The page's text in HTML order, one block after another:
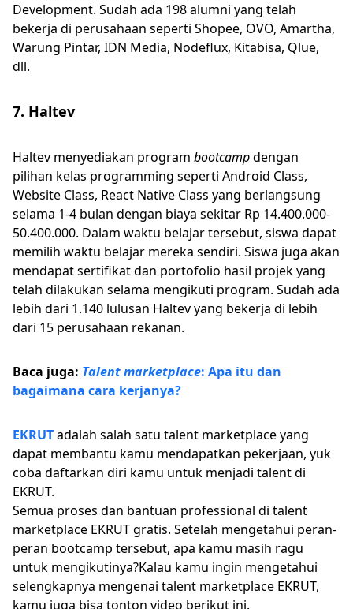
Development. Sudah ada 198 alumni yang telah
bekerja di perusahaan seperti Shopee, OVO, Amartha,
Warung Pintar, IDN Media, Nodeflux, Kitabisa, Qlue,
dll.
7. Haltev
Haltev menyediakan program bootcampdengan
pilihan kelas programming seperti Android Class,
Website Class, React Native Class yang berlangsung
selama 1-4 bulan dengan biaya sekitar Rp 14.400.000-
50.400.000. Dalam waktu belajar tersebut, siswa dapat
memilih waktu belajar mereka sendiri. Siswa juga akan
mendapat sertifikat dan portofolio hasil projek yang
telah dilakukan selama mengikuti program. Sudah ada
lebih dari 1.140 lulusan Haltev yang bekerja di lebih
dari 15 perusahaan rekanan.
Baca juga: Talent marketplace: Apa itu dan
bagaimana cara kerjanya?
EKRUTadalah salah satu talent marketplace yang
dapat membantu kamu mendapatkan pekerjaan, yuk
coba daftarkan diri kamu untuk menjadi talent di
EKRUT.
Semua proses dan bantuan professional di talent
marketplace EKRUT gratis. Setelah mengetahui peran-
peran bootcamp tersebut, apa kamu masih ragu
untuk mengikutinya?Kalau kamu ingin mengetahui
selengkapnya mengenai talent marketplace EKRUT,
kamu juga bisa tonton video berikut ini.